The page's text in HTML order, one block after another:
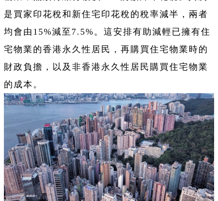
是買家印花稅和新住宅印花稅的稅率減半，兩者
均會由15%減至7.5%。這安排有助減輕已擁有住
宅物業的香港永久性居民，再購買住宅物業時的
財政負擔，以及非香港永久性居民購買住宅物業
的成本。